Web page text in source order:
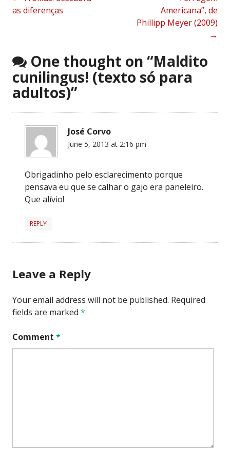
navigation
as diferenças
Americana”, de
Phillipp Meyer (2009)
→
One thought on “Maldito
cunilingus! (texto só para
adultos)”
José Corvo
June 5, 2013 at 2:16 pm
Obrigadinho pelo esclarecimento porque
pensava eu que se calhar o gajo era paneleiro.
Que alívio!
REPLY
Leave a Reply
Your email address will not be published. Required
fields are marked *
Comment *